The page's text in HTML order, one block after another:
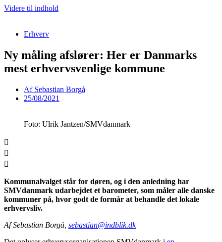
Videre til indhold
Erhverv
Ny måling afslører: Her er Danmarks
mest erhvervsvenlige kommune
AfSebastian Borgå
25/08/2021
Foto: Ulrik Jantzen/SMVdanmark
Kommunalvalget står for døren, og i den anledning har
SMVdanmark udarbejdet et barometer, som måler alle danske
kommuner på, hvor godt de formår at behandle det lokale
erhvervsliv.
Af Sebastian Borgå, sebastian@indblik.dk